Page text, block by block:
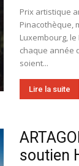
Prix artistique
Pinacothèque,
Luxembourg,
chaque année
soient...
Lire la suite
soutien